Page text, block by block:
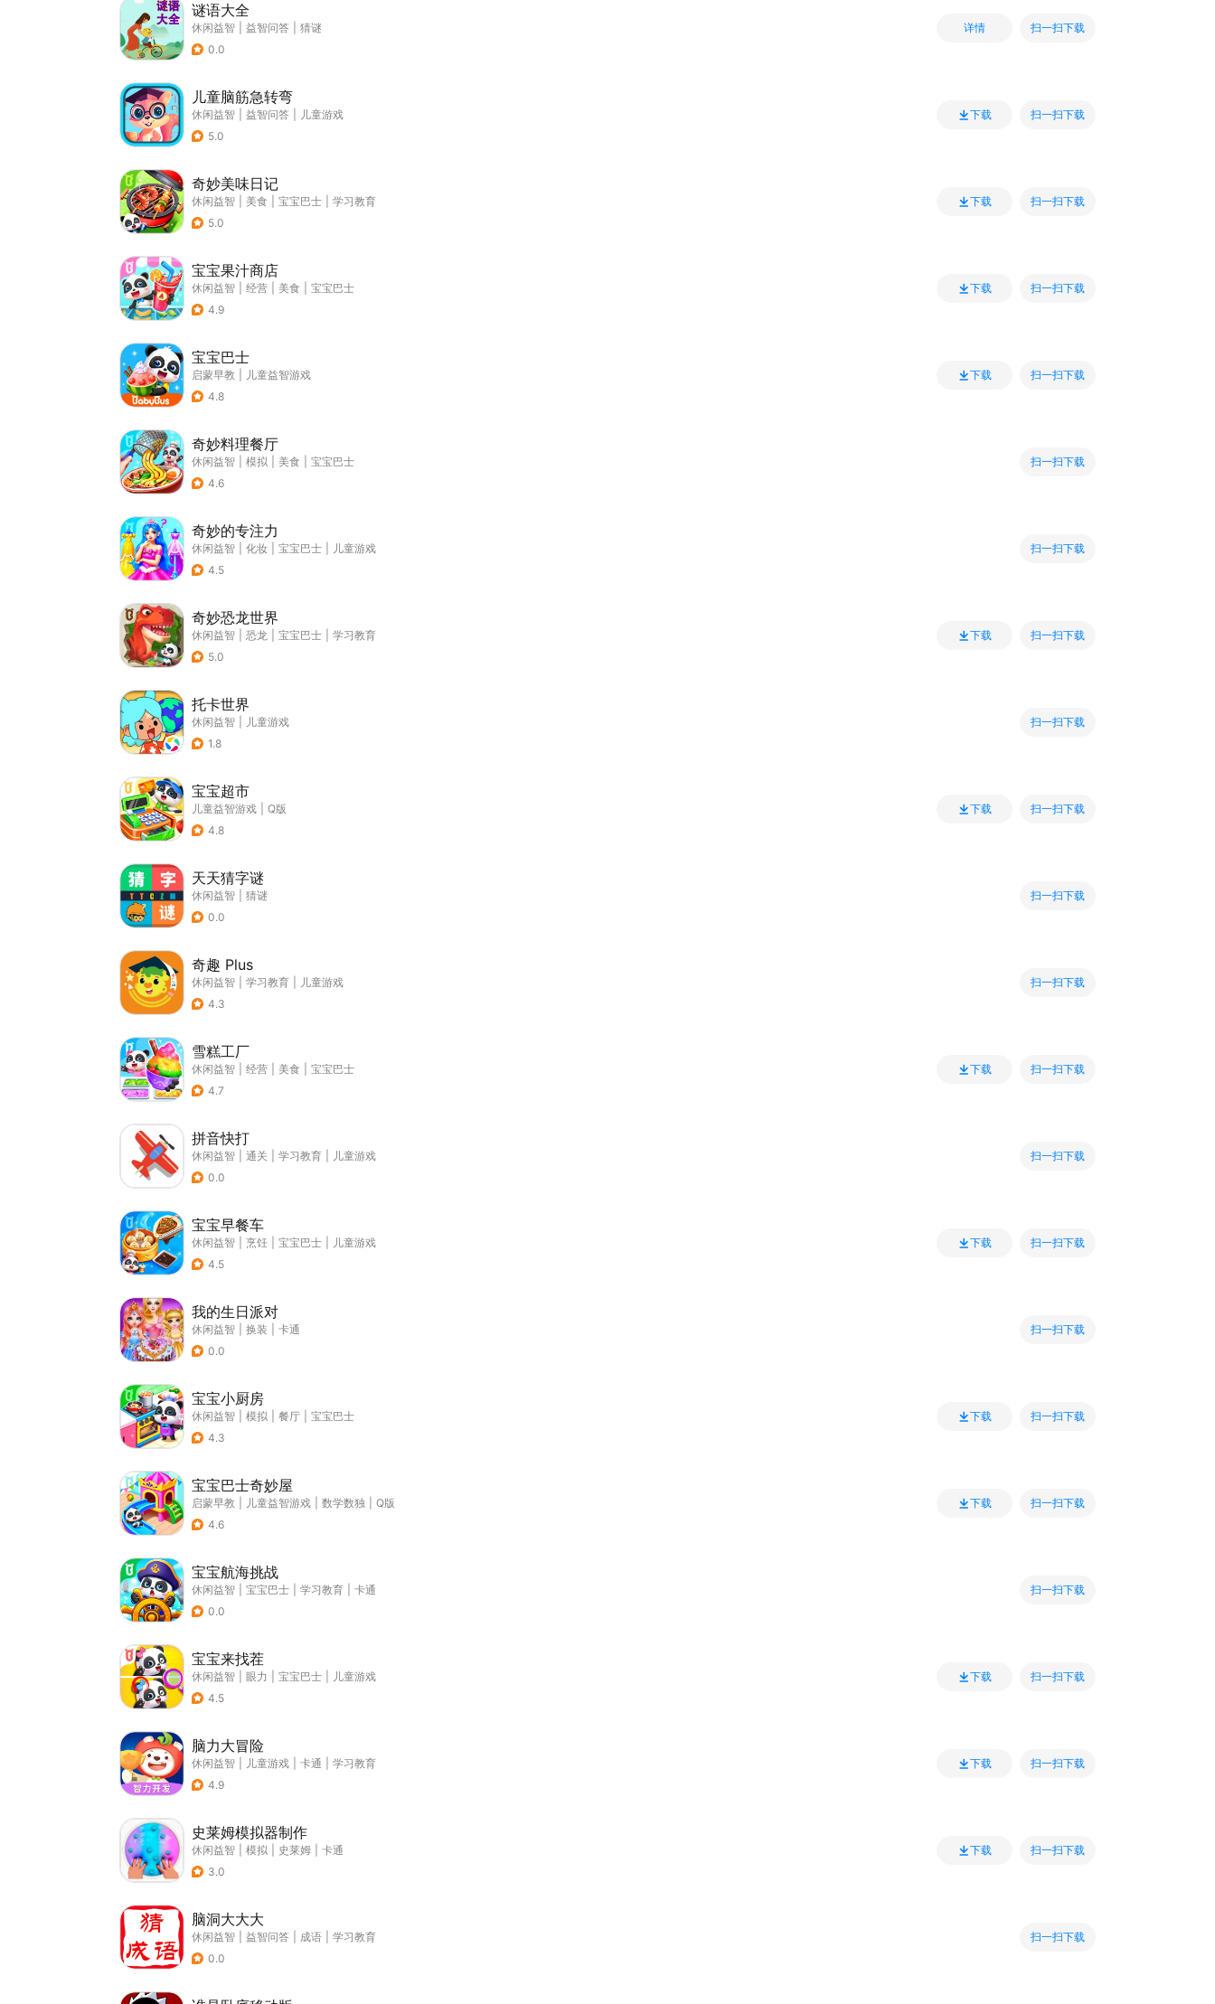
谜语大全
休闲益智 益智问答
猜谜
0.0
详情 扫一扫下载
儿童脑筋急转弯
休闲益智 益智问答
儿童游戏
5.0
下载 扫一扫下载
奇妙美味日记
休闲益智 美食 宝宝巴士
学习教育
5.0
下载 扫一扫下载
宝宝果汁商店
休闲益智 经营 美食
宝宝巴士
4.9
下载 扫一扫下载
宝宝巴士
启蒙早教
儿童益智游戏
4.8
下载 扫一扫下载
奇妙料理餐厅
休闲益智 模拟 美食
宝宝巴士
4.6
扫一扫下载
奇妙的专注力
休闲益智 化妆 宝宝巴士
儿童游戏
4.5
扫一扫下载
奇妙恐龙世界
休闲益智 恐龙 宝宝巴士
学习教育
5.0
下载 扫一扫下载
托卡世界
休闲益智
儿童游戏
1.8
扫一扫下载
宝宝超市
儿童益智游戏
Q版
4.8
下载 扫一扫下载
天天猜字谜
休闲益智
猜谜
0.0
扫一扫下载
奇趣 Plus
休闲益智 学习教育
儿童游戏
4.3
扫一扫下载
雪糕工厂
休闲益智 经营 美食
宝宝巴士
4.7
下载 扫一扫下载
拼音快打
休闲益智 通关 学习教育
儿童游戏
0.0
扫一扫下载
宝宝早餐车
休闲益智 烹饪 宝宝巴士
儿童游戏
4.5
下载 扫一扫下载
我的生日派对
休闲益智 换装
卡通
0.0
扫一扫下载
宝宝小厨房
休闲益智 模拟 餐厅
宝宝巴士
4.3
下载 扫一扫下载
宝宝巴士奇妙屋
启蒙早教 儿童益智游戏 数学数独
Q版
4.6
下载 扫一扫下载
宝宝航海挑战
休闲益智 宝宝巴士 学习教育
卡通
0.0
扫一扫下载
宝宝来找茬
休闲益智 眼力 宝宝巴士
儿童游戏
4.5
下载 扫一扫下载
脑力大冒险
休闲益智 儿童游戏 卡通
学习教育
4.9
下载 扫一扫下载
史莱姆模拟器制作
休闲益智 模拟 史莱姆
卡通
3.0
下载 扫一扫下载
脑洞大大大
休闲益智 益智问答 成语
学习教育
0.0
扫一扫下载